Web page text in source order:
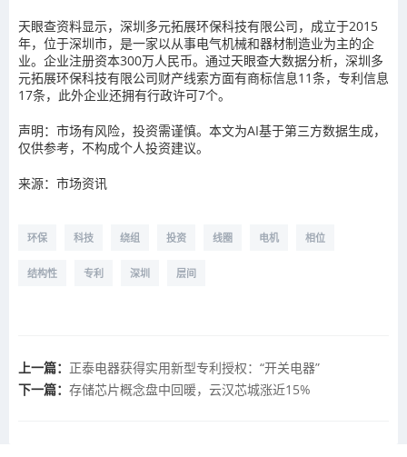
天眼查资料显示，深圳多元拓展环保科技有限公司，成立于2015
年，位于深圳市，是一家以从事电气机械和器材制造业为主的企
业。企业注册资本300万人民币。通过天眼查大数据分析，深圳多
元拓展环保科技有限公司财产线索方面有商标信息11条，专利信息
17条，此外企业还拥有行政许可7个。
声明：市场有风险，投资需谨慎。本文为AI基于第三方数据生成，
仅供参考，不构成个人投资建议。
来源：市场资讯
环保 科技 绕组 投资 线圈 电机 相位
结构性 专利 深圳 层间
上一篇： 正泰电器获得实用新型专利授权：“开关电器”
下一篇： 存储芯片概念盘中回暖，云汉芯城涨近15%